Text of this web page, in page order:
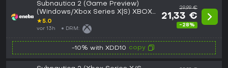
Subnautica 2 (Game Preview)
(Windows/Xbox Series X|S) XBOX
LIVE Key GLOBAL
★5.0
vor 13h DRM:
29,99 €
21,33 €
-28%
-10% with XDD10 copy